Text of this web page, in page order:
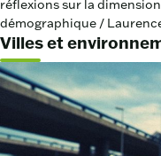
réflexions sur la
démographique /
Villes et